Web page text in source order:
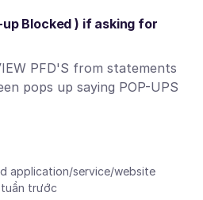
up Blocked ) if asking for
PFD'S from statements
pops up saying POP-UPS
application/service/website
trước